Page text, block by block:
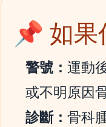
📌 如
警號： 運動
或不明原因
診斷： 骨科